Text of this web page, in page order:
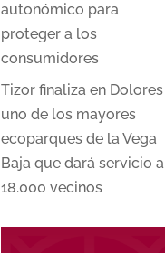
autonómico para
proteger a los
consumidores
Tizor finaliza en Dolores
uno de los mayores
ecoparques de la Vega
Baja que dará servicio a
18.000 vecinos